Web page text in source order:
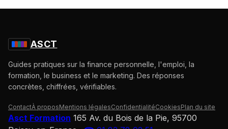
ASCT
Guides pratiques sur la finance personnelle, l'emploi, la
formation, le business et le marketing. Des réponses
concrètes, chiffrées, vérifiables.
ContactÀ proposMentions légalesConfidentialitéCookiesPlan du site
Asct Formation 165 Av. du Bois de la Pie, 95700